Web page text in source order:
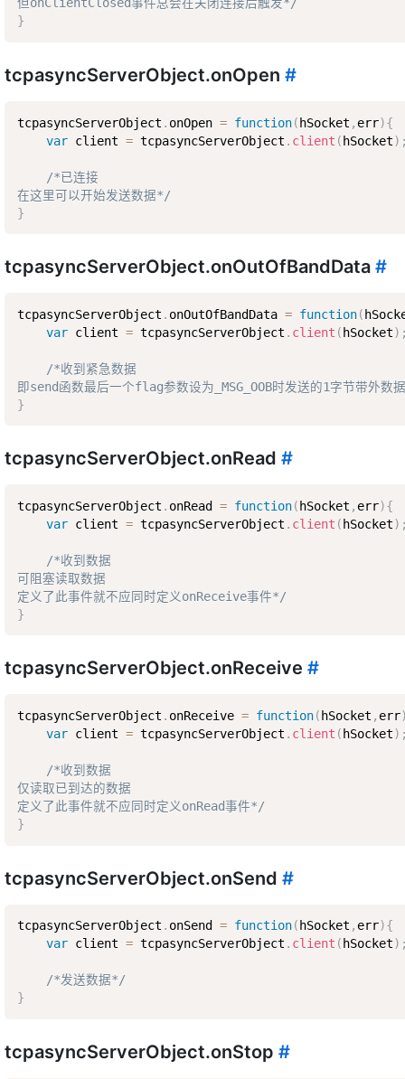
但onClientClosed事件总会在关闭连接后触发*/
}
tcpasyncServerObject.onOpen #
tcpasyncServerObject . onOpen = function(hSocket , err){
var client = tcpasyncServerObject . client (hSocket)
/*已连接
在这里可以开始发送数据*/
}
tcpasyncServerObject.onOutOfBandData #
tcpasyncServerObject . onOutOfBandData = function(
var client = tcpasyncServerObject . client ( hSocket)
/*收到紧急数据
即send函数最后一个flag参数设为_MSG_OOB时发送的1字节带外数
}
tcpasyncServerObject.onRead #
tcpasyncServerObject . onRead = function( hSocket , err){
var client = tcpasyncServerObject . client ( hSocket)
/*收到数据
可阻塞读取数据
定义了此事件就不应同时定义onReceive事件*/
}
tcpasyncServerObject.onReceive #
tcpasyncServerObject . onReceive = function( hSocket , err
var client = tcpasyncServerObject . client ( hSocket)
/*收到数据
仅读取已到达的数据
定义了此事件就不应同时定义onRead事件*/
}
tcpasyncServerObject.onSend #
tcpasyncServerObject . onSend = function( hSocket , err){
var client = tcpasyncServerObject . client ( hSocket)
/*发送数据*/
}
tcpasyncServerObject.onStop #